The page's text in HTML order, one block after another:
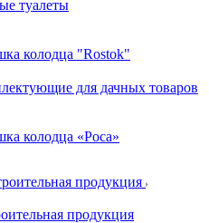
туалеты
колодца "Rostok"
для дачных товаров
колодца «Роса»
продукция
продукция